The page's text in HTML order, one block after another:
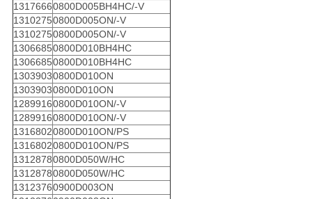
し
な
さ
い
地
図
13176660800D005BH4HC/-V
13102750800D005ON/-V
13102750800D005ON/-V
13066850800D010BH4HC
13066850800D010BH4HC
13039030800D010ON
13039030800D010ON
12899160800D010ON/-V
12899160800D010ON/-V
13168020800D010ON/PS
13168020800D010ON/PS
13128780800D050W/HC
13128780800D050W/HC
13123760900D003ON